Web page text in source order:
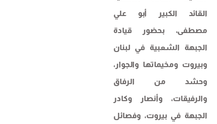
القائد الكبير أبو علي
مصطفى، بحضور قيادة
الجبهة الشعبية في لبنان
وبيروت ومخيماتها والجوار،
وحشد من الرفاق
والرفيقات، وأنصار وكادر
الجبهة في بيروت، وفصائل